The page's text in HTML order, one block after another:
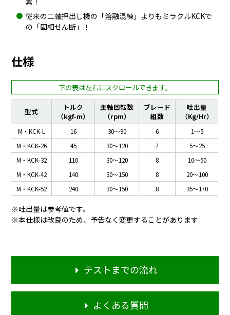
従来の二軸押出し機の「溶融混練」よりもミラクルKCKで
の「固相せん断」！
仕様
型式
トルク
（kgf-m）
主軸回転数
（rpm）
ブレード
組数
吐出量
（Kg/Hr）
M・KCK-L 16 30～90 6
1～5
M・KCK-26
45 30～120 7
5～25
M・KCK-32
110 30～120 8
10～50
M・KCK-42
140 30～150 8
20～100
M・KCK-52
240 30～150 8 35～170
※吐出量は参考値です。
※本仕様は改良のため、予告なく変更することがあります
テストまでの流れ
よくある質問